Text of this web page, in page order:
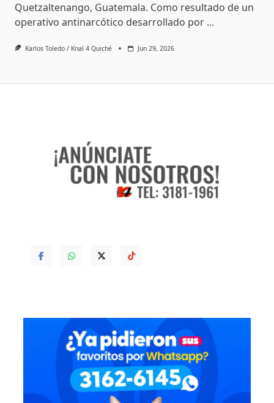
Quetzaltenango, Guatemala. Como resultado de un
operativo antinarcótico desarrollado por ...
Karlos Toledo / Knal 4 Quiché Jun 29, 2026